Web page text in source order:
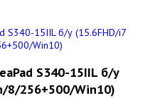
S340-15IIL б/у
8/256+500/Win10)